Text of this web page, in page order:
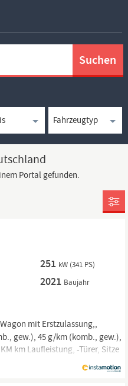
Portal gefunden.
251 kW (341 PS)
2021 Baujahr
Wagon mit Erstzulassung,,
gew.), 45 g/km (komb., gew.),
km Laufleistung, -Türer, Sitze
oder günstig finanzieren.
14 Tage Rückgaberecht und